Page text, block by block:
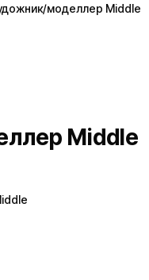
моделлер Middle
Middle